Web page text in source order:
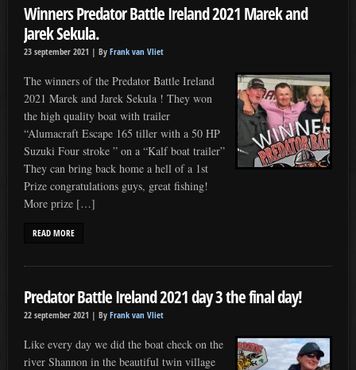
Winners Predator Battle Ireland 2021 Marek and
Jarek Sekula.
23 september 2021 | By Frank van Vliet
The winners of the Predator Battle Ireland
2021 Marek and Jarek Sekula ! They won
the high quality boat with trailer
“Alumacraft Escape 165 tiller with a 50 HP
Suzuki Four stroke ” on a “Kalf boat trailer”
They can bring back home a hell of a 1st
Prize congratulations guys, great fishing!
More prize […]
READ MORE
Predator Battle Ireland 2021 day 3 the final day!
22 september 2021 | By Frank van Vliet
Like every day we did the boat check on the
river Shannon in the beautiful twin village